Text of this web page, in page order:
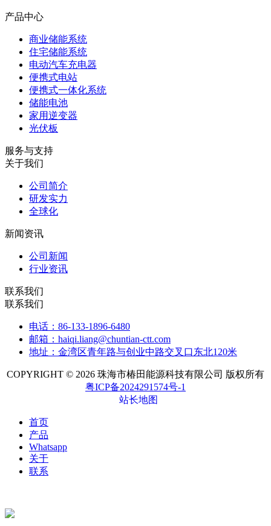
产品中心
商业储能系统
住宅储能系统
电动汽车充电器
便携式电站
便携式一体化系统
储能电池
家用逆变器
光伏板
服务与支持
关于我们
公司简介
研发实力
全球化
新闻资讯
公司新闻
行业资讯
联系我们
联系我们
电话：86-133-1896-6480
邮箱：haiqi.liang@chuntian-ctt.com
地址：金湾区青年路与创业中路交叉口东北120米
COPYRIGHT © 2026 珠海市椿田能源科技有限公司 版权所有
粤ICP备2024291574号-1
站长地图
首页
产品
Whatsapp
关于
联系